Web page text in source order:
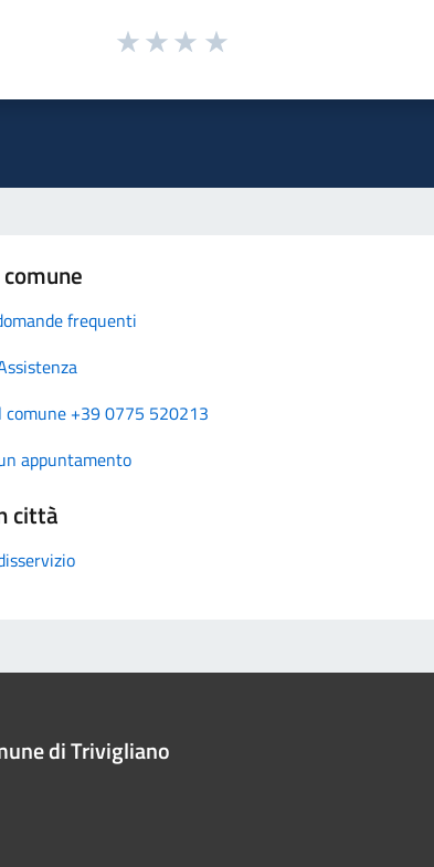
frequenti
comune +39 0775 520213
appuntamento
città
di Trivigliano